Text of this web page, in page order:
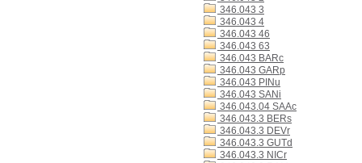
346.043 3
346.043 4
346.043 46
346.043 63
346.043 BARc
346.043 GARp
346.043 PINu
346.043 SANi
346.043.04 SAAc
346.043.3 BERs
346.043.3 DEVr
346.043.3 GUTd
346.043.3 NICr